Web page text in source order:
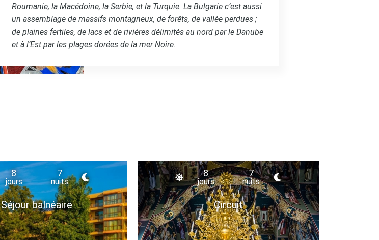
Roumanie, la Macédoine, la Serbie, et la Turquie. La Bulgarie c’est aussi
un assemblage de massifs montagneux, de forêts, de vallée perdues ;
de plaines fertiles, de lacs et de rivières délimités au nord par le Danube
et à l’Est par les plages dorées de la mer Noire.
Séjour balnéaire
8
jours
7
nuits
Circuit
8
jours
7
nuits